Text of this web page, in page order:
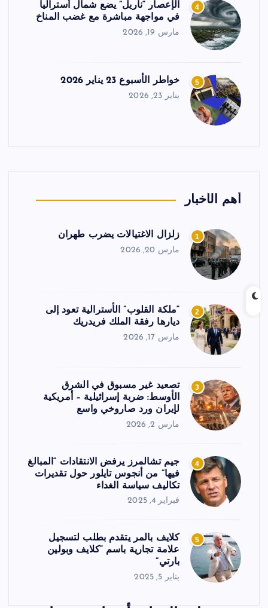
4
الإعصار “ناريل” يضع شمال أستراليا
في مواجهة مباشرة مع غضب المناخ
مارس 19, 2026
5 خواطر الأسبوع 23 يناير 2026
يناير 23, 2026
أهم الأخبار
1 زلزال الاغتيالات يضرب طهران
مارس 20, 2026
2
“ملكة القلوب” الأسترالية تعود إلى
ديارها رفقة الملك فريدريك
مارس 17, 2026
3
تصعيد غير مسبوق في الشرق
الأوسط: ضربة إسرائيلية – أمريكية
لإيران ورد صاروخي واسع
مارس 2, 2026
4
جيم تشالمرز يرفض الانتقادات “المبالغ
فيها” من أنجوس تايلور حول تقديرات
تكاليف سياسة الغداء
فبراير 4, 2025
5
كلايف بالمر يتقدم بطلب لتسجيل
علامة تجارية باسم “كلايف وبولين
بارتي”
يناير 5, 2025